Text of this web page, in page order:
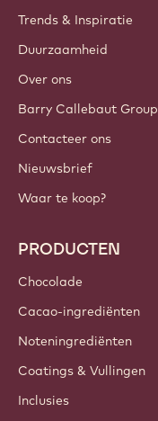
o
s
S
U
q
v
z
i
d
e
x
=
5
Trends & Inspiratie
Duurzaamheid
Over ons
Barry Callebaut Group
Contacteer ons
Nieuwsbrief
Waar te koop?
PRODUCTEN
Chocolade
Cacao-ingrediënten
Noteningrediënten
Coatings & Vullingen
Inclusies